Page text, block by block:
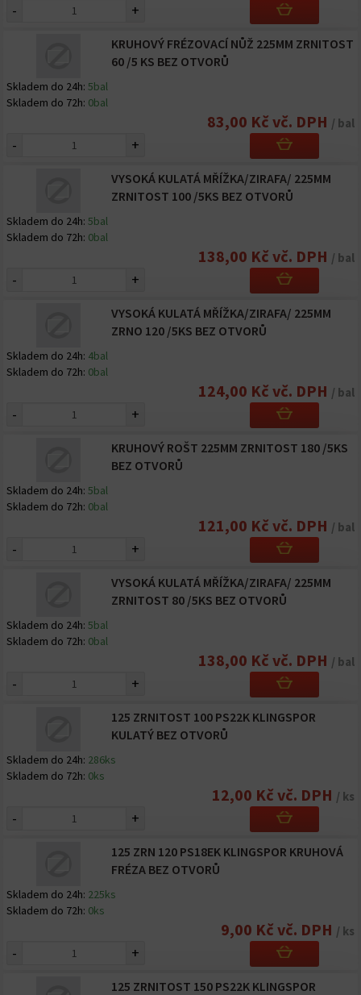
- +
KRUHOVÝ FRÉZOVACÍ NŮŽ 225MM ZRNITOST
60 /5 KS BEZ OTVORŮ
Skladem do 24h: 5bal
Skladem do 72h: 0bal
83,00 Kč vč. DPH / bal
- +
VYSOKÁ KULATÁ MŘÍŽKA/ZIRAFA/ 225MM
ZRNITOST 100 /5KS BEZ OTVORŮ
Skladem do 24h: 5bal
Skladem do 72h: 0bal
138,00 Kč vč. DPH / bal
- +
VYSOKÁ KULATÁ MŘÍŽKA/ZIRAFA/ 225MM
ZRNO 120 /5KS BEZ OTVORŮ
Skladem do 24h: 4bal
Skladem do 72h: 0bal
124,00 Kč vč. DPH / bal
- +
KRUHOVÝ ROŠT 225MM ZRNITOST 180 /5KS
BEZ OTVORŮ
Skladem do 24h: 5bal
Skladem do 72h: 0bal
121,00 Kč vč. DPH / bal
- +
VYSOKÁ KULATÁ MŘÍŽKA/ZIRAFA/ 225MM
ZRNITOST 80 /5KS BEZ OTVORŮ
Skladem do 24h: 5bal
Skladem do 72h: 0bal
138,00 Kč vč. DPH / bal
- +
125 ZRNITOST 100 PS22K KLINGSPOR
KULATÝ BEZ OTVORŮ
Skladem do 24h: 286ks
Skladem do 72h: 0ks
12,00 Kč vč. DPH / ks
- +
125 ZRN 120 PS18EK KLINGSPOR KRUHOVÁ
FRÉZA BEZ OTVORŮ
Skladem do 24h: 225ks
Skladem do 72h: 0ks
9,00 Kč vč. DPH / ks
- +
125 ZRNITOST 150 PS22K KLINGSPOR